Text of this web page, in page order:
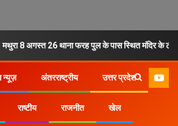
मथुरा 8 अगस्त 26 थाना फरह पुल के पास स्थित मंदिर के
न्यूज़ अंतरराष्ट्रीय उत्तर प्रदेश
राष्टीय राजनीत खेल